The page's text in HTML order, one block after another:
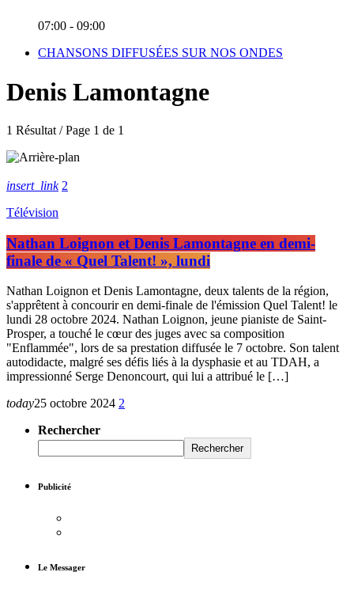
07:00 - 09:00
CHANSONS DIFFUSÉES SUR NOS ONDES
Denis Lamontagne
1 Résultat / Page 1 de 1
insert_link 2
Télévision
Nathan Loignon et Denis Lamontagne en demi-
finale de « Quel Talent! », lundi
Nathan Loignon et Denis Lamontagne, deux talents de la région,
s'apprêtent à concourir en demi-finale de l'émission Quel Talent! le
lundi 28 octobre 2024. Nathan Loignon, jeune pianiste de Saint-
Prosper, a touché le cœur des juges avec sa composition
"Enflammée", lors de sa prestation diffusée le 7 octobre. Son talent
autodidacte, malgré ses défis liés à la dysphasie et au TDAH, a
impressionné Serge Denoncourt, qui lui a attribué le […]
today25 octobre 2024 2
Rechercher
Rechercher
Publicité
Le Messager